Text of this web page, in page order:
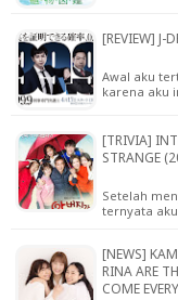
[REVIEW] J-
Awal aku
karena aku
[TRIVIA]
STRANGE
Setelah
ternyata
[NEWS]
RINA ARE
COME